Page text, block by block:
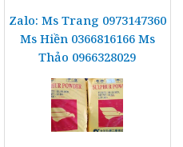
Zalo: Ms Trang 0973147360
Ms Hiền 0366816166 Ms
Thảo 0966328029